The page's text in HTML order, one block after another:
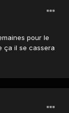
pour le
ça il se cassera